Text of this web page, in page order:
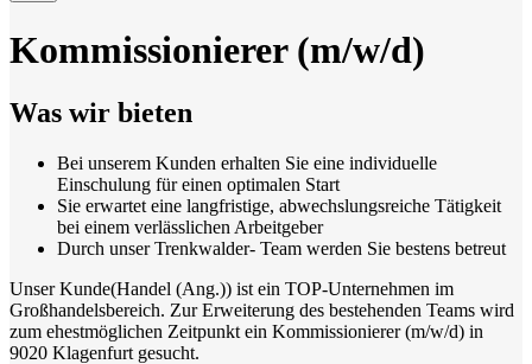
Kommissionierer (m/w/d)
Was wir bieten
Bei unserem Kunden erhalten Sie eine individuelle
Einschulung für einen optimalen Start
Sie erwartet eine langfristige, abwechslungsreiche Tätigkeit
bei einem verlässlichen Arbeitgeber
Durch unser Trenkwalder- Team werden Sie bestens betreut
Unser Kunde(Handel (Ang.)) ist ein TOP-Unternehmen im
Großhandelsbereich. Zur Erweiterung des bestehenden Teams wird
zum ehestmöglichen Zeitpunkt ein Kommissionierer (m/w/d) in
9020 Klagenfurt gesucht.